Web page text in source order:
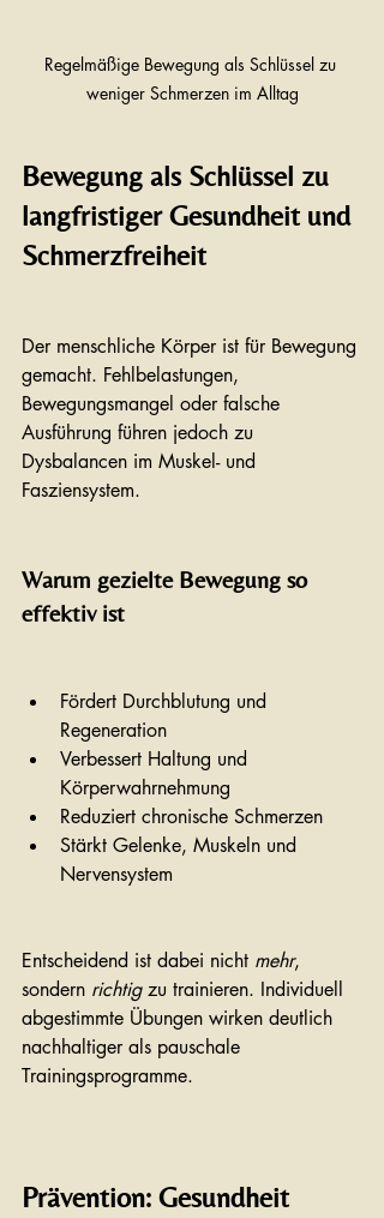
Regelmäßige Bewegung als Schlüssel zu
weniger Schmerzen im Alltag
Bewegung als Schlüssel zu
langfristiger Gesundheit und
Schmerzfreiheit
Der menschliche Körper ist für Bewegung
gemacht. Fehlbelastungen,
Bewegungsmangel oder falsche
Ausführung führen jedoch zu
Dysbalancen im Muskel- und
Fasziensystem.
Warum gezielte Bewegung so
effektiv ist
Fördert Durchblutung und
Regeneration
Verbessert Haltung und
Körperwahrnehmung
Reduziert chronische Schmerzen
Stärkt Gelenke, Muskeln und
Nervensystem
Entscheidend ist dabei nicht mehr,
sondern richtig zu trainieren. Individuell
abgestimmte Übungen wirken deutlich
nachhaltiger als pauschale
Trainingsprogramme.
Prävention: Gesundheit